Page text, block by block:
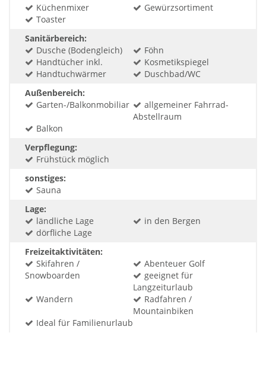
Küchenmixer
Gewürzsortiment
Toaster
Sanitärbereich:
Dusche (Bodengleich)
Föhn
Handtücher inkl.
Kosmetikspiegel
Handtuchwärmer
Duschbad/WC
Außenbereich:
Garten-/Balkonmobiliar
allgemeiner Fahrrad-
Abstellraum
Balkon
Verpflegung:
Frühstück möglich
sonstiges:
Sauna
Lage:
ländliche Lage
in den Bergen
dörfliche Lage
Freizeitaktivitäten:
Skifahren /
Snowboarden
Abenteuer Golf
geeignet für
Langzeiturlaub
Wandern
Radfahren /
Mountainbiken
Ideal für Familienurlaub